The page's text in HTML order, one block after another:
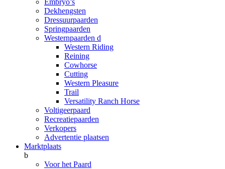
Embryo’s
Dekhengsten
Dressuurpaarden
Springpaarden
Westernpaarden d
Western Riding
Reining
Cowhorse
Cutting
Western Pleasure
Trail
Versatility Ranch Horse
Voltigeerpaard
Recreatiepaarden
Verkopers
Advertentie plaatsen
Marktplaats
b
Voor het Paard